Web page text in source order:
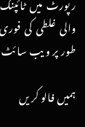
والی غلطی کی
طور پر ویب
ہمیں فالو کریں